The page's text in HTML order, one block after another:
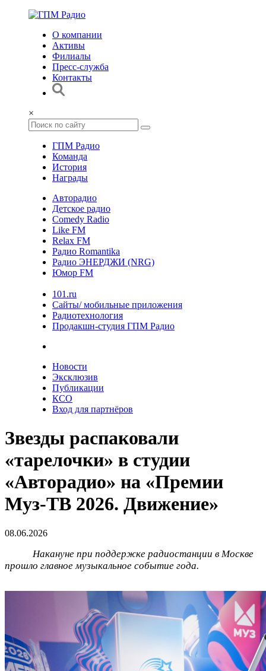
О компании
Активы
Филиалы
Пресс-служба
Контакты
×
ГПМ Радио
Команда
История
Награды
Авторадио
Детское радио
Comedy Radio
Like FM
Relax FM
Радио Romantika
Радио ЭНЕРДЖИ (NRG)
Юмор FM
101.ru
Сайты/ мобильные приложения
Радиотехнология
Продакшн-студия ГПМ Радио
Новости
Эксклюзив
Публикации
КСО
Вход для партнёров
Звезды распаковали
«тарелочки» в студии
«Авторадио» на «Премии
Муз-ТВ 2026. Движение»
08.06.2026
Накануне при поддержке радиостанции в Москве
прошло главное музыкальное событие года.